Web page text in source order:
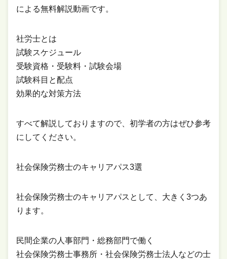
による無料解説動画です。
社労士とは
試験スケジュール
受験資格・受験料・試験会場
試験科目と配点
効果的な対策方法
すべて解説しておりますので、初学者の方はぜひ参考
にしてください。
社会保険労務士のキャリアパス3選
社会保険労務士のキャリアパスとして、大きく3つあ
ります。
民間企業の人事部門・総務部門で働く
社会保険労務士事務所・社会保険労務士法人などの士